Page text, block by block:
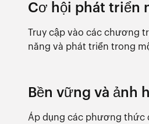
Cơ hội phát triển
Truy cập vào các chương
năng và phát triển trong
Bền vững và ảnh
Áp dụng các phương thức